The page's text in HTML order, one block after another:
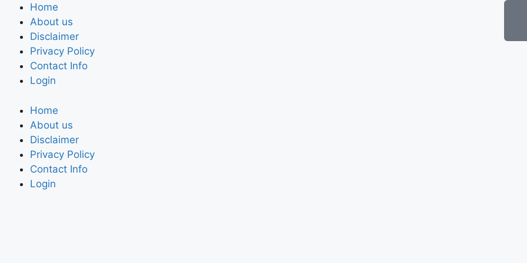
Home
About us
Disclaimer
Privacy Policy
Contact Info
Login
Home
About us
Disclaimer
Privacy Policy
Contact Info
Login